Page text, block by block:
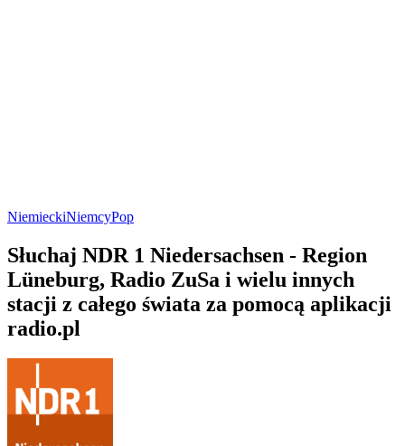
NiemieckiNiemcyPop
Słuchaj NDR 1 Niedersachsen - Region
Lüneburg, Radio ZuSa i wielu innych
stacji z całego świata za pomocą aplikacji
radio.pl